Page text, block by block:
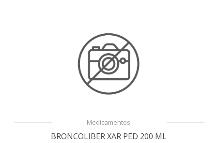
Medicamentos
BRONCOLIBER XAR PED 200 ML